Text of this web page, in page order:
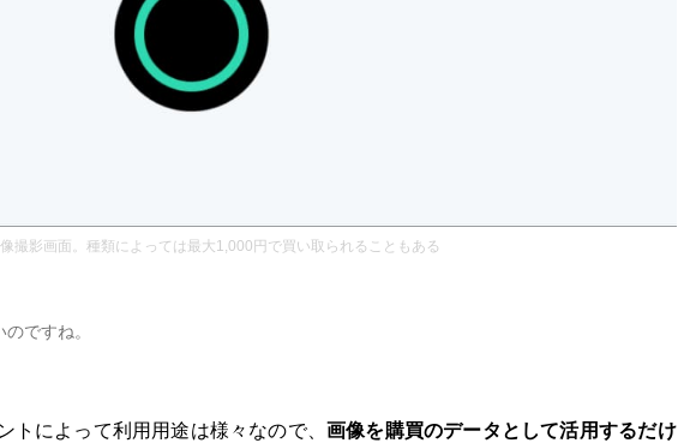
撮影画面。種類によっては最大1,000円で買い取られることもある
ですね。
トによって利用用途は様々なので、 画像を購買のデータとして活用するだけ